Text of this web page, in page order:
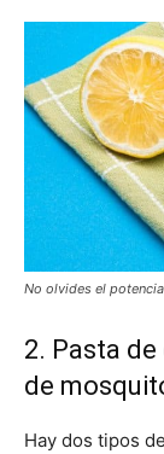
No olvides el
2. Pasta
de
Hay dos tipos